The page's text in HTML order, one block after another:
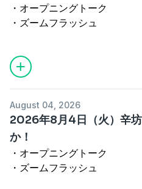
・オープニングトーク
・ズームフラッシュ
ズームＯＮ①『高市政権
（ゲスト：日本最大の選挙
コム編集長の鈴木邦和さん）
・ズームＯＮ②『外国人の永
ドライン案を公表』
・エンディング
出演者：辛坊治郎、増山さや
Seeomnystudio.com/listener
August 04, 2026
2026年8月4日（火）辛
か！
・オープニングトーク
・ズームフラッシュ